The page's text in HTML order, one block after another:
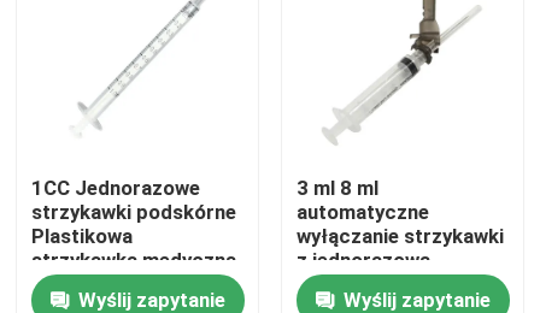
Wycieczka po fabryce
Kontrola jakości
Skontaktuj się z nami
1CC Jednorazowe
strzykawki podskórne
Plastikowa
strzykawka medyczna
50 cm3
Wyślij zapytanie
3 ml 8 ml
automatyczne
wyłączanie strzykawki
z jednorazową
strzykawką iniekcyjną
Wyślij zapytanie